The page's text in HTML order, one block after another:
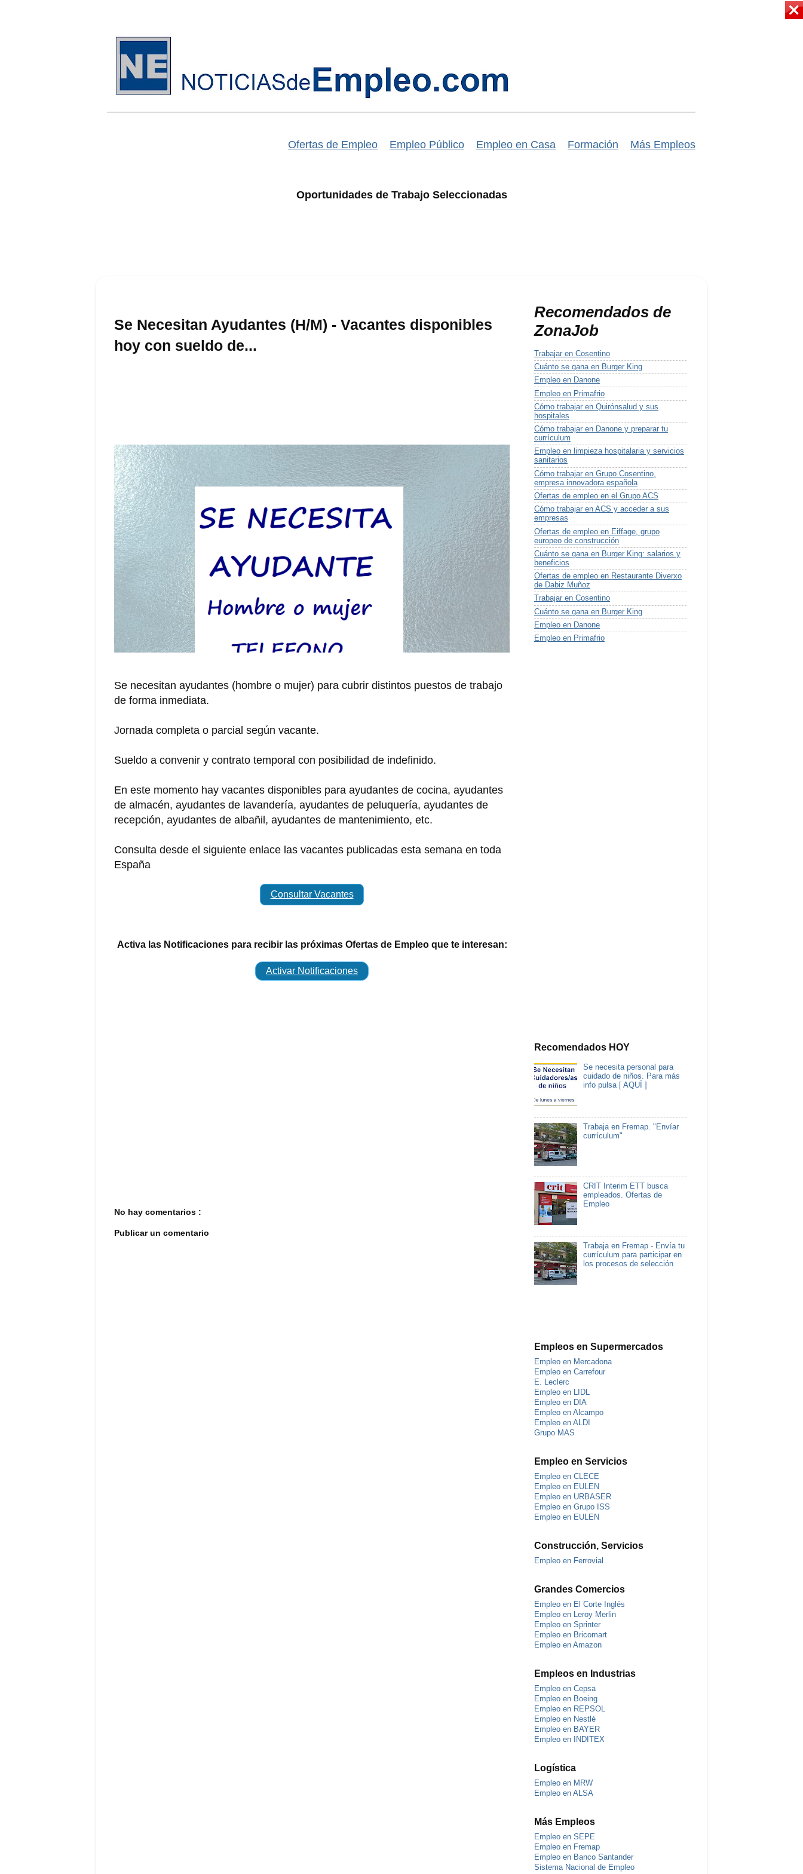
Ofertas de Empleo Empleo Público Empleo en Casa Formación Más Empleos
Oportunidades de Trabajo Seleccionadas
Se Necesitan Ayudantes (H/M) - Vacantes disponibles
hoy con sueldo de...
Se necesitan ayudantes (hombre o mujer) para cubrir distintos puestos de trabajo
de forma inmediata.
Jornada completa o parcial según vacante.
Sueldo a convenir y contrato temporal con posibilidad de indefinido.
En este momento hay vacantes disponibles para ayudantes de cocina, ayudantes
de almacén, ayudantes de lavandería, ayudantes de peluquería, ayudantes de
recepción, ayudantes de albañil, ayudantes de mantenimiento, etc.
Consulta desde el siguiente enlace las vacantes publicadas esta semana en toda
España
Consultar Vacantes
Activa las Notificaciones para recibir las próximas Ofertas de Empleo que te interesan:
Activar Notificaciones
No hay comentarios :
Publicar un comentario
Recomendados de
ZonaJob
Trabajar en Cosentino
Cuánto se gana en Burger King
Empleo en Danone
Empleo en Primafrio
Cómo trabajar en Quirónsalud y sus
hospitales
Cómo trabajar en Danone y preparar tu
currículum
Empleo en limpieza hospitalaria y servicios
sanitarios
Cómo trabajar en Grupo Cosentino,
empresa innovadora española
Ofertas de empleo en el Grupo ACS
Cómo trabajar en ACS y acceder a sus
empresas
Ofertas de empleo en Eiffage, grupo
europeo de construcción
Cuánto se gana en Burger King: salarios y
beneficios
Ofertas de empleo en Restaurante Diverxo
de Dabiz Muñoz
Trabajar en Cosentino
Cuánto se gana en Burger King
Empleo en Danone
Empleo en Primafrio
Recomendados HOY
Se necesita personal para
cuidado de niños. Para más
info pulsa [ AQUÍ ]
Trabaja en Fremap. "Envíar
currículum"
CRIT Interim ETT busca
empleados. Ofertas de
Empleo
Trabaja en Fremap - Envía tu
currículum para participar en
los procesos de selección
Empleos en Supermercados
Empleo en Mercadona
Empleo en Carrefour
E. Leclerc
Empleo en LIDL
Empleo en DIA
Empleo en Alcampo
Empleo en ALDI
Grupo MAS
Empleo en Servicios
Empleo en CLECE
Empleo en EULEN
Empleo en URBASER
Empleo en Grupo ISS
Empleo en EULEN
Construcción, Servicios
Empleo en Ferrovial
Grandes Comercios
Empleo en El Corte Inglés
Empleo en Leroy Merlin
Empleo en Sprinter
Empleo en Bricomart
Empleo en Amazon
Empleos en Industrias
Empleo en Cepsa
Empleo en Boeing
Empleo en REPSOL
Empleo en Nestlé
Empleo en BAYER
Empleo en INDITEX
Logística
Empleo en MRW
Empleo en ALSA
Más Empleos
Empleo en SEPE
Empleo en Fremap
Empleo en Banco Santander
Sistema Nacional de Empleo